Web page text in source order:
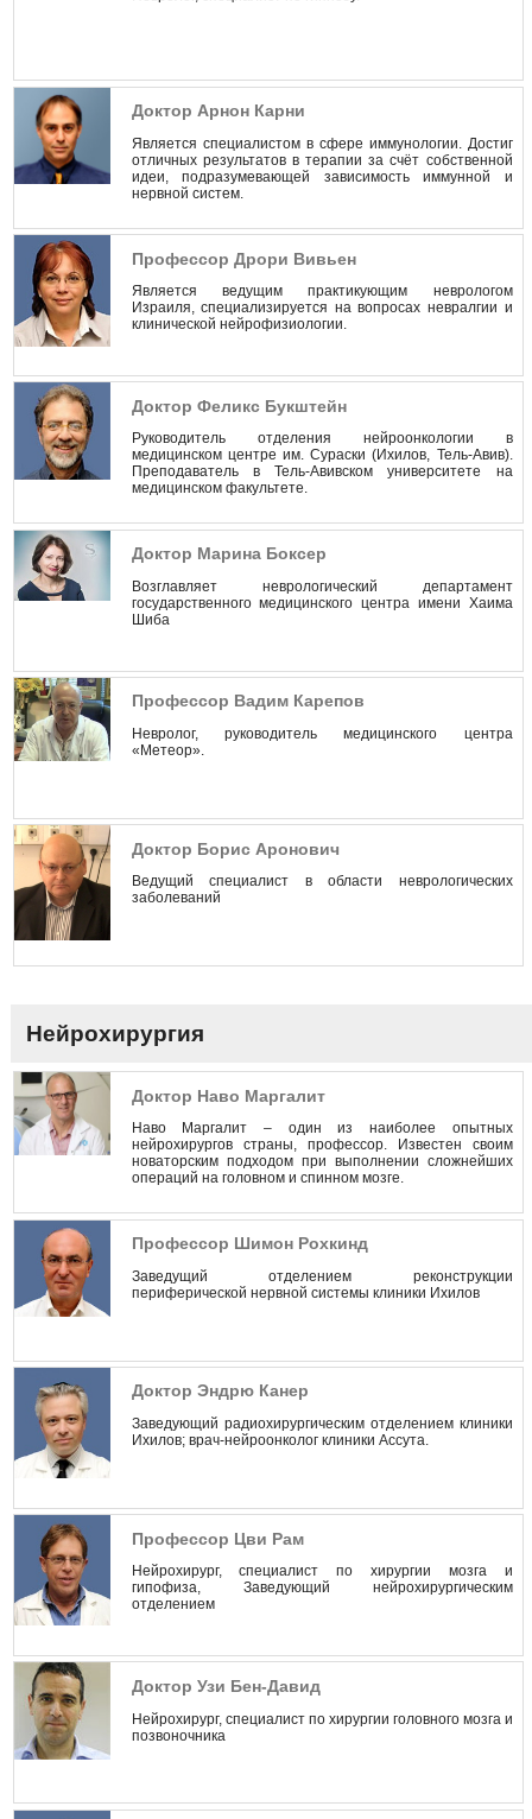
Доктор Арнон Карни
Является специалистом в сфере иммунологии. Достиг
отличных результатов в терапии за счёт собственной
идеи, подразумевающей зависимость иммунной и
нервной систем.
Профессор Дрори Вивьен
Является ведущим практикующим неврологом
Израиля, специализируется на вопросах невралгии и
клинической нейрофизиологии.
Доктор Феликс Букштейн
Руководитель отделения нейроонкологии в
медицинском центре им. Сураски (Ихилов, Тель-Авив).
Преподаватель в Тель-Авивском университете на
медицинском факультете.
Доктор Марина Боксер
Возглавляет неврологический департамент
государственного медицинского центра имени Хаима
Шиба
Профессор Вадим Карепов
Невролог, руководитель медицинского центра
«Метеор».
Доктор Борис Аронович
Ведущий специалист в области неврологических
заболеваний
Нейрохирургия
Доктор Наво Маргалит
Наво Маргалит – один из наиболее опытных
нейрохирургов страны, профессор. Известен своим
новаторским подходом при выполнении сложнейших
операций на головном и спинном мозге.
Профессор Шимон Рохкинд
Заведущий отделением реконструкции
периферической нервной системы клиники Ихилов
Доктор Эндрю Канер
Заведующий радиохирургическим отделением клиники
Ихилов; врач-нейроонколог клиники Ассута.
Профессор Цви Рам
Нейрохирург, специалист по хирургии мозга и
гипофиза, Заведующий нейрохирургическим
отделением
Доктор Узи Бен-Давид
Нейрохирург, специалист по хирургии головного мозга и
позвоночника